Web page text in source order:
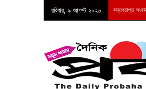
রবিবার, ৯ আগস্ট ২০২৬ সদ্যপ্রাপ্ত